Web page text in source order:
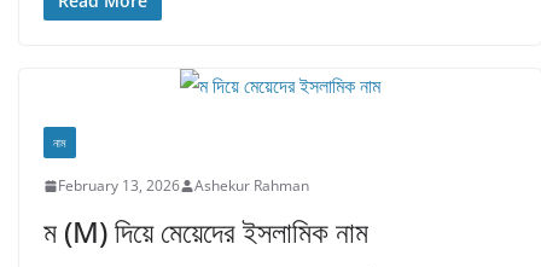
নাম
February 13, 2026 Ashekur Rahman
ম (M) দিয়ে মেয়েদের ইসলামিক নাম